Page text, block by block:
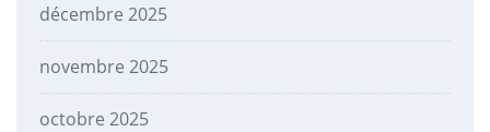
décembre 2025
novembre 2025
octobre 2025